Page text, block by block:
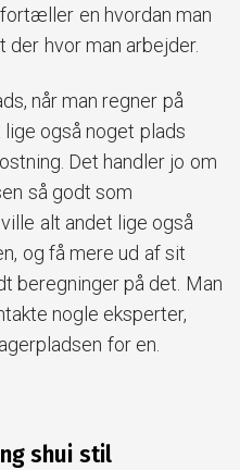
en hvordan man
hvor man arbejder.
når man regner på
også noget plads
Det handler jo om
så godt som
alt andet lige også
og få mere ud af sit
beregninger på det. Man
nogle eksperter,
for en.
shui stil